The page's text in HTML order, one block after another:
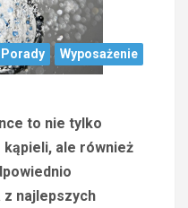
Porady Wyposażenie
to nie tylko
ale również
z najlepszych